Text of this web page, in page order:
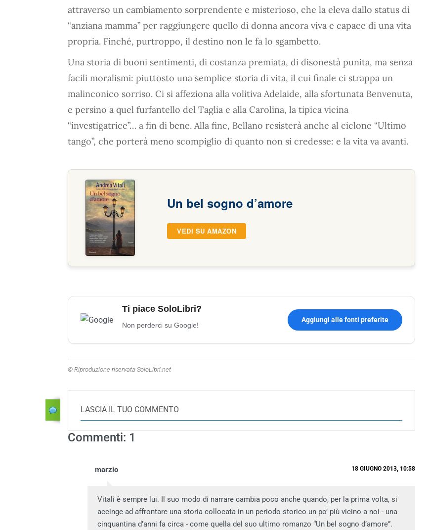
attraverso un cambiamento sorprendente e misterioso, che la eleva dallo status di
“anziana mamma” per raggiungere quello di donna ancora viva e capace di una vita
propria. Finché, purtroppo, il destino non le fa lo sgambetto.
Una storia di buoni sentimenti, di costanza premiata, di disonestà punita, ma senza
facili moralismi: piuttosto una semplice storia di vita, il cui finale ci strappa un
malinconico sorriso. Ci si affeziona alla volitiva Adelaide, alla sfortunata Benvenuta,
e persino a quel furfantello del Taglia e alla Carolina, la tipica vicina
“investigatrice”… a fin di bene. Alla fine, Bellano resisterà anche al ciclone “Ultimo
tango”, che porterà meno scompiglio di quanto non si credesse: e la vita va avanti.
Un bel sogno d’amore
VEDI SU AMAZON
Ti piace SoloLibri?
Non perderci su Google!
Aggiungi alle fonti preferite
© Riproduzione riservata SoloLibri.net
LASCIA IL TUO COMMENTO
Commenti: 1
marzio 18 GIUGNO 2013, 10:58
Vitali è sempre lui. Il suo modo di narrare cambia poco anche quando, per la prima volta, si
accinge ad affrontare una storia collocata in un periodo storico un po’ più vicino a noi - una
cinquantina d’anni fa circa - come quella del suo ultimo romanzo “Un bel sogno d’amore”.